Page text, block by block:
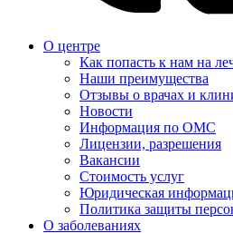
О центре
Как попасть к нам на
Наши преимущества
Отзывы о врачах и
Новости
Информация по ОМС
Лицензии, разрешения
Вакансии
Стоимость услуг
Юридическая
Политика защиты
О заболеваниях